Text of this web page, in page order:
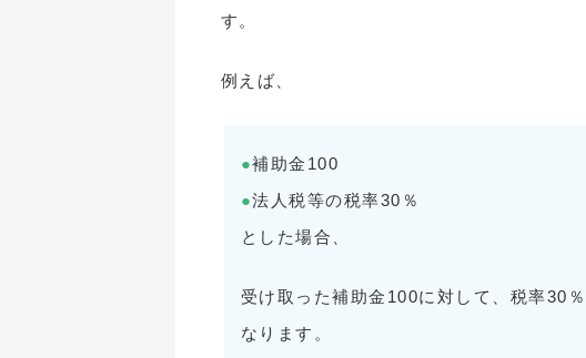
す。
例えば、
●補助金100
●法人税等の税率30％
とした場合、
受け取った補助金100に対して、税率30
なります。